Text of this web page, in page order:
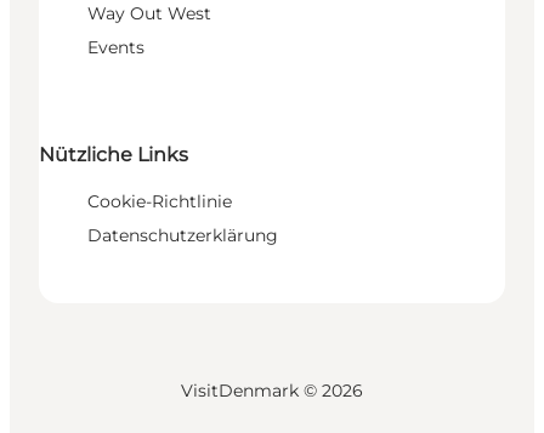
Way Out West
Events
Nützliche Links
Cookie-Richtlinie
Datenschutzerklärung
VisitDenmark © 2026